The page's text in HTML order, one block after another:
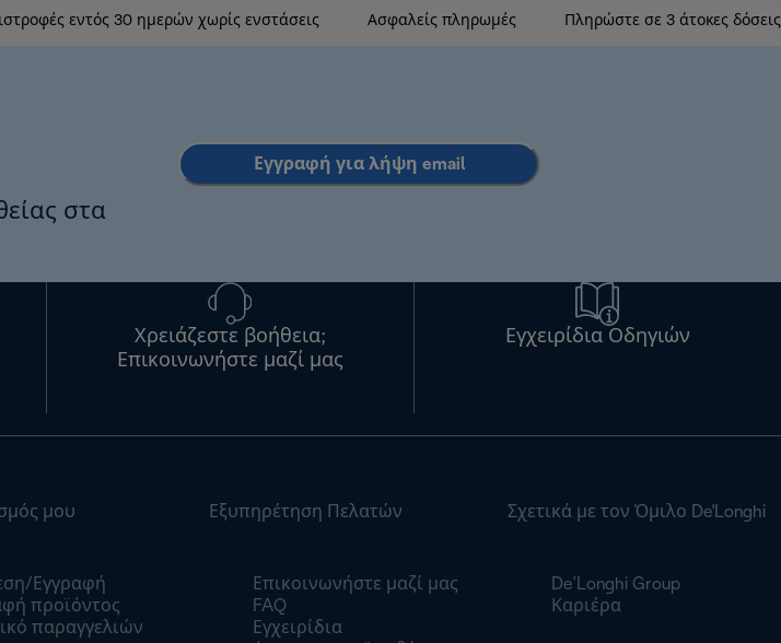
εντός 30 ημερών χωρίς ενστάσεις Ασφαλείς πληρωμές Πληρώστε σε 3 άτοκες δόσεις
στα
Εγγραφή για λήψη email
Χρειάζεστε βοήθεια;
Επικοινωνήστε μαζί μας
Εγχειρίδια Οδηγιών
μου
Εγγραφή
προϊόντος
παραγγελιών
Εξυπηρέτηση Πελατών
Επικοινωνήστε μαζί μας
FAQ
Εγχειρίδια
Σχετικά με τον Όμιλο De'Longhi
De’Longhi Group
Καριέρα